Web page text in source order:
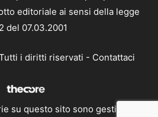
editoriale ai sensi della legge
del 07.03.2001
i diritti riservati - Contattaci
su questo sito sono gestite da